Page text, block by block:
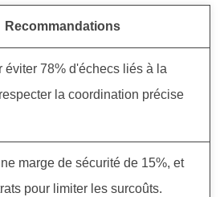
Recommandations
éviter 78% d'échecs liés à la
la coordination précise
marge de sécurité de 15%, et
pour limiter les surcoûts.